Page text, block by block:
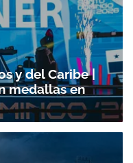
y del Caribe |
medallas en